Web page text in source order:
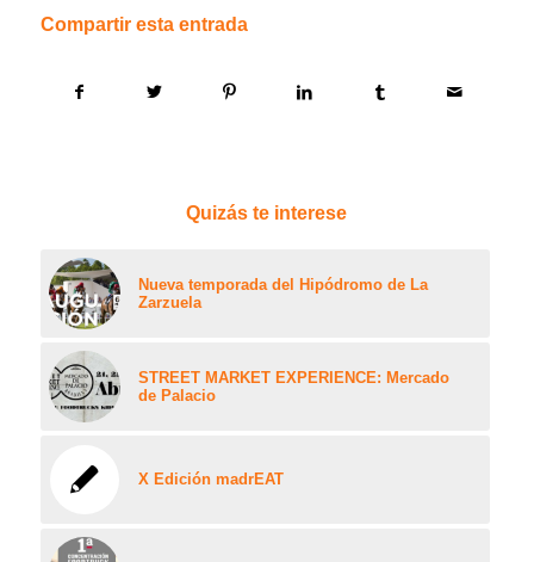
Compartir esta entrada
Quizás te interese
Nueva temporada del Hipódromo de La
Zarzuela
STREET MARKET EXPERIENCE: Mercado
de Palacio
X Edición madrEAT